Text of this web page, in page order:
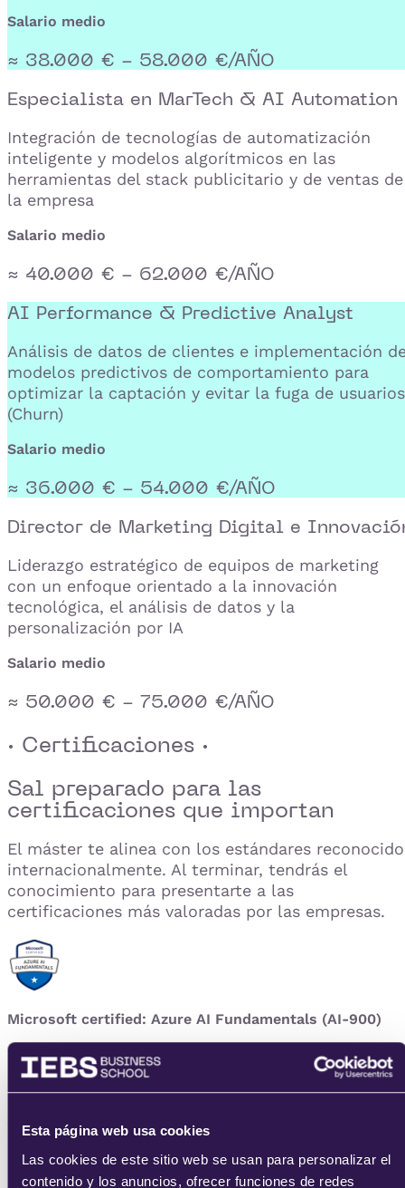
Esta página web usa cookies
Las cookies de este sitio web se usan para personalizar el
contenido y los anuncios, ofrecer funciones de redes
Salario medio
≈ 38.000 € - 58.000 €/AÑO
Especialista en MarTech & AI Automation
Integración de tecnologías de automatización
inteligente y modelos algorítmicos en las
herramientas del stack publicitario y de ventas de
la empresa
Salario medio
≈ 40.000 € - 62.000 €/AÑO
AI Performance & Predictive Analyst
Análisis de datos de clientes e implementación
modelos predictivos de comportamiento para
optimizar la captación y evitar la fuga de usuarios
(Churn)
Salario medio
≈ 36.000 € - 54.000 €/AÑO
Director de Marketing Digital e
Liderazgo estratégico de equipos de marketing
con un enfoque orientado a la innovación
tecnológica, el análisis de datos y la
personalización por IA
Salario medio
≈ 50.000 € - 75.000 €/AÑO
· Certificaciones ·
Sal preparado para las
certificaciones que importan
El máster te alinea con los estándares
internacionalmente. Al terminar, tendrás el
conocimiento para presentarte a las
certificaciones más valoradas por las empresas.
Microsoft certified: Azure AI Fundamentals (AI-900)
Certificación Ingeniero Asociado de IA de Azure (AI-